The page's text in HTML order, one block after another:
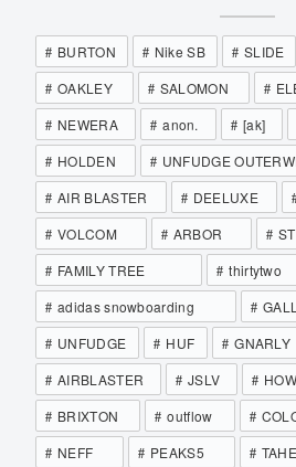
BURTON Nike SB SLIDE
OAKLEY
SALOMON
NEWERA
anon. [ak]
HOLDEN
UNFUDGE
AIR BLASTER
DEELUXE
VOLCOM
ARBOR
FAMILY TREE
thirtytwo
adidas snowboarding
UNFUDGE
HUF GNARLY
AIRBLASTER
JSLV
BRIXTON
outflow
NEFF
PEAKS5 TAHE